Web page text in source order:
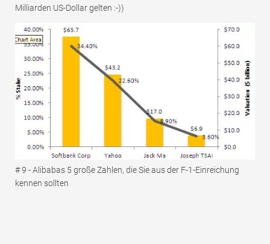
Milliarden US-Dollar gelten :-))
# 9 - Alibabas 5 große Zahlen, die Sie aus der F-1-Einreichung
kennen sollten